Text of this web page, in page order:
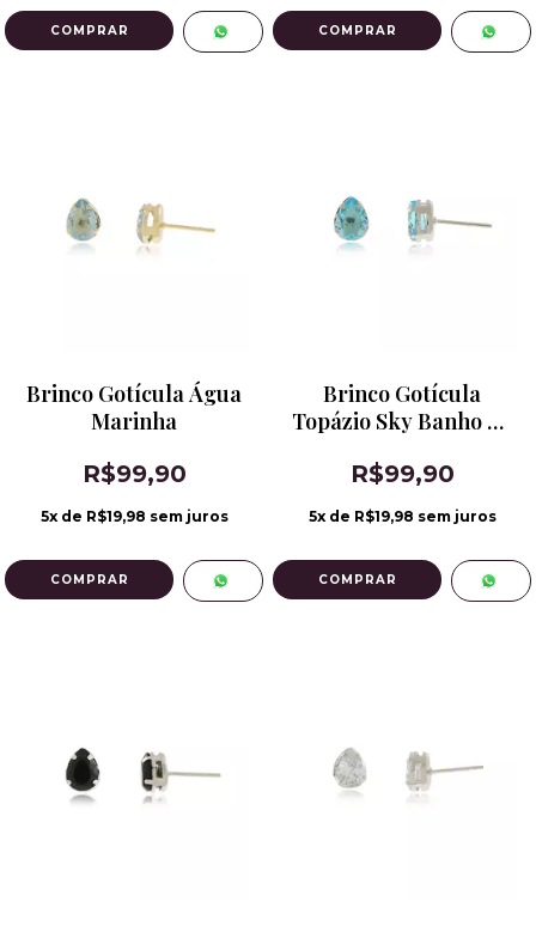
Brinco Gotícula Água
Marinha
R$99,90
5x de R$19,98 sem juros
Brinco Gotícula
Topázio Sky Banho de
R$99,90
5x de R$19,98 sem juros